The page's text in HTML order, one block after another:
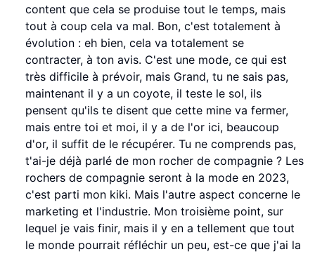
content que cela se produise tout le temps, mais
tout à coup cela va mal. Bon, c'est totalement à
évolution : eh bien, cela va totalement se
contracter, à ton avis. C'est une mode, ce qui est
très difficile à prévoir, mais Grand, tu ne sais pas,
maintenant il y a un coyote, il teste le sol, ils
pensent qu'ils te disent que cette mine va fermer,
mais entre toi et moi, il y a de l'or ici, beaucoup
d'or, il suffit de le récupérer. Tu ne comprends pas,
t'ai-je déjà parlé de mon rocher de compagnie ? Les
rochers de compagnie seront à la mode en 2023,
c'est parti mon kiki. Mais l'autre aspect concerne le
marketing et l'industrie. Mon troisième point, sur
lequel je vais finir, mais il y en a tellement que tout
le monde pourrait réfléchir un peu, est-ce que j'ai la